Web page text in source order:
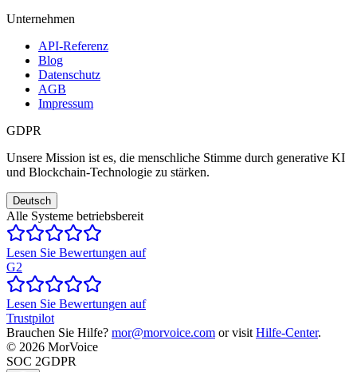
Unternehmen
API-Referenz
Blog
Datenschutz
AGB
Impressum
GDPR
Unsere Mission ist es, die menschliche Stimme durch generative KI
und Blockchain-Technologie zu stärken.
Deutsch
Alle Systeme betriebsbereit
Lesen Sie Bewertungen auf
G2
Lesen Sie Bewertungen auf
Trustpilot
Brauchen Sie Hilfe? mor@morvoice.com or visit Hilfe-Center.
© 2026 MorVoice
SOC 2GDPR